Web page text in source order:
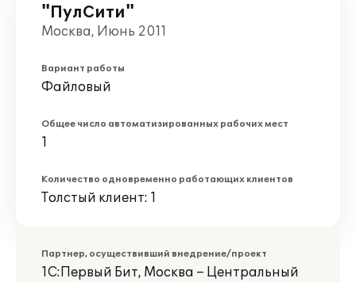
"ПулСити"
Москва, Июнь 2011
Вариант работы
Файловый
Общее число автоматизированных рабочих мест
1
Количество одновременно работающих клиентов
Толстый клиент: 1
Партнер, осуществивший внедрение/проект
1С:Первый Бит, Москва – Центральный